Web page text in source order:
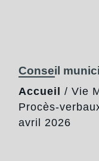
Conseil
Accueil / Vie
Procès-
avril 2026